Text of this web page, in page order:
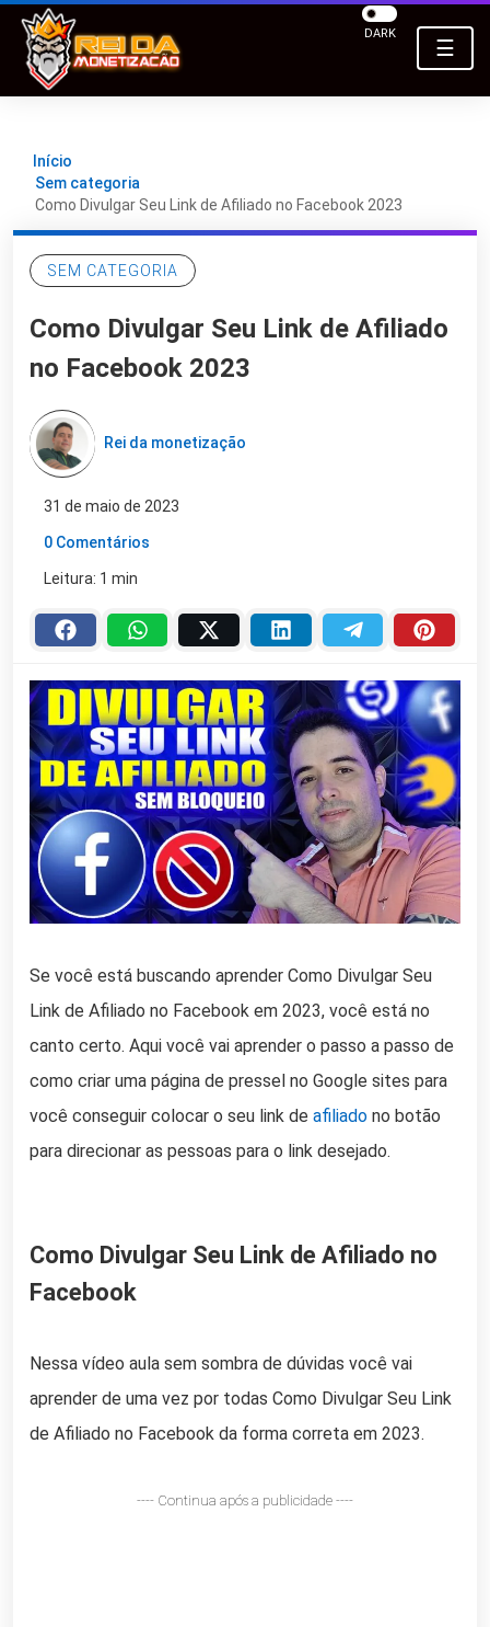
☰
DARK
Início
Sem categoria
Como Divulgar Seu Link de Afiliado no Facebook 2023
SEM CATEGORIA
Como Divulgar Seu Link de Afiliado
no Facebook 2023
Rei da monetização
31 de maio de 2023
0 Comentários
Leitura: 1 min
Se você está buscando aprender Como Divulgar Seu
Link de Afiliado no Facebook em 2023, você está no
canto certo. Aqui você vai aprender o passo a passo de
como criar uma página de pressel no Google sites para
você conseguir colocar o seu link de afiliado no botão
para direcionar as pessoas para o link desejado.
Como Divulgar Seu Link de Afiliado no
Facebook
Nessa vídeo aula sem sombra de dúvidas você vai
aprender de uma vez por todas Como Divulgar Seu Link
de Afiliado no Facebook da forma correta em 2023.
---- Continua após a publicidade ----